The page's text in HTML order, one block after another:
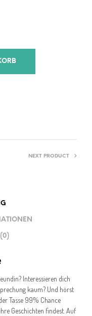
NEXT PRODUCT
Interessieren dich
kaum? Und hörst
Tasse 99% Chance
Geschichten findest. Auf